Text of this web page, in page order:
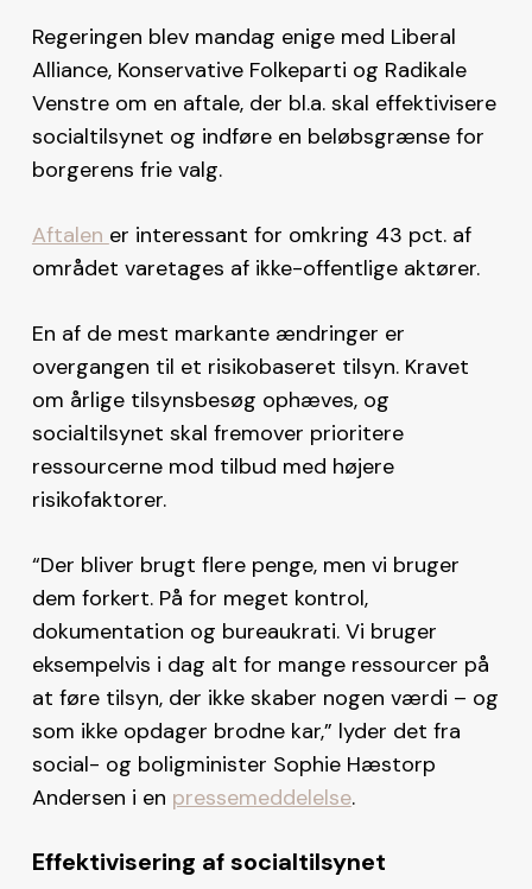
Regeringen blev mandag enige med Liberal
Alliance, Konservative Folkeparti og Radikale
Venstre om en aftale, der bl.a. skal effektivisere
socialtilsynet og indføre en beløbsgrænse for
borgerens frie valg.
Aftalen er interessant for omkring 43 pct. af
området varetages af ikke-offentlige aktører.
En af de mest markante ændringer er
overgangen til et risikobaseret tilsyn. Kravet
om årlige tilsynsbesøg ophæves, og
socialtilsynet skal fremover prioritere
ressourcerne mod tilbud med højere
risikofaktorer.
“Der bliver brugt flere penge, men vi bruger
dem forkert. På for meget kontrol,
dokumentation og bureaukrati. Vi bruger
eksempelvis i dag alt for mange ressourcer på
at føre tilsyn, der ikke skaber nogen værdi – og
som ikke opdager brodne kar,” lyder det fra
social- og boligminister Sophie Hæstorp
Andersen i en pressemeddelelse.
Effektivisering af socialtilsynet